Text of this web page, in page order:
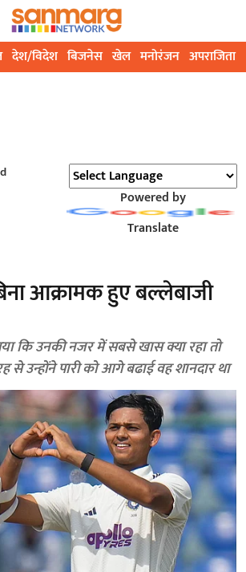
देश/विदेश बिजनेस खेल मनोरंजन अपराजिता
Powered by
Translate
आक्रामक हुए बल्लेबाजी
कि उनकी नजर में सबसे खास क्या रहा तो
से उन्होंने पारी को आगे बढाई वह शानदार था